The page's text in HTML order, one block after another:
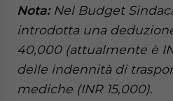
Nota: Nel Budget
introdotta una
40,000 (attualmente è
delle indennità di
mediche (INR 15,000).